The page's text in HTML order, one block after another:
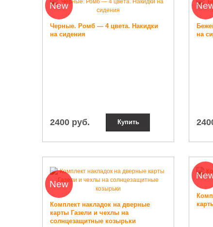
New
Черные. Ромб — 4 цвета. Накидки
на сидения
2400 руб. Купить
на
New
Комплект накладок на дверные
карты Газели и чехлы на
солнцезащитные козырьки